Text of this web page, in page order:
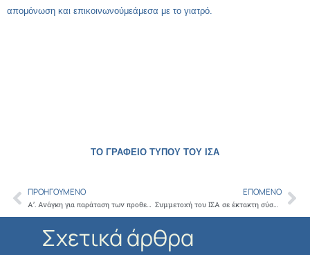
απομόνωση και επικοινωνούμεάμεσα με το γιατρό.
ΤΟ ΓΡΑΦΕΙΟ ΤΥΠΟΥ ΤΟΥ ΙΣΑ
Prev
ΠΡΟΗΓΟΎΜΕΝΟ
Α’. Ανάγκη για παράταση των προθεσμιών υποβολής των φυσικών αρχείων ΕΔΑΠΥ Ιουνίου και Ιουλίου 2020 και Β’. Ψηφιοποίηση δαπανών Μαΐου 2020
ΕΠΌΜΕΝΟ
Συμμετοχή του ΙΣΑ σε έκτακτη σύσκεψη στον ΠΙΣ για το πρόβλημα που έχει ανακύψει στη διαδικασία χορήγησης της άδειας ασκήσεως ιατρικού επαγγέλματος
Σχετικά άρθρα